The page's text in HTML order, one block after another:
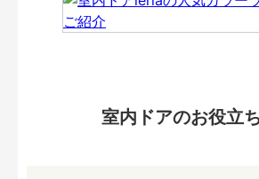
室内ドアのお役立